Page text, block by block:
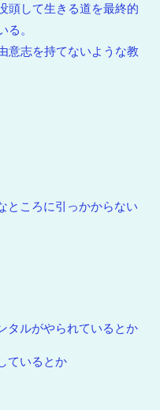
頭して生きる道を最終的
る。
意志を持てないような教
ところに引っかからない
タルがやられているとか
ているとか